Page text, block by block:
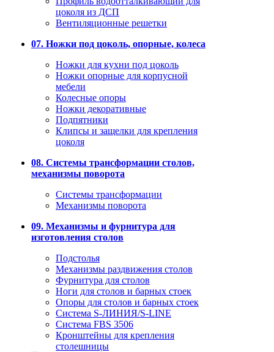
цоколя из ДСП
Вентиляционные решетки
07. Ножки под цоколь, опорные, колеса
Ножки для кухни под цоколь
Ножки опорные для корпусной
мебели
Колесные опоры
Ножки декоративные
Подпятники
Клипсы и защелки для крепления
цоколя
08. Системы трансформации столов,
механизмы поворота
Системы трансформации
Механизмы поворота
09. Механизмы и фурнитура для
изготовления столов
Подстолья
Механизмы раздвижения столов
Фурнитура для столов
Ноги для столов и барных стоек
Опоры для столов и барных стоек
Система S-ЛИНИЯ/S-LINE
Система FBS 3506
Кронштейны для крепления
столешницы